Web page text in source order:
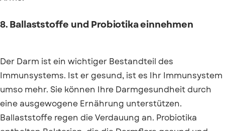
8. Ballaststoffe und Probiotika einnehmen
Der Darm ist ein wichtiger Bestandteil des
Immunsystems. Ist er gesund, ist es Ihr Immunsystem
umso mehr. Sie können Ihre Darmgesundheit durch
eine ausgewogene Ernährung unterstützen.
Ballaststoffe regen die Verdauung an. Probiotika